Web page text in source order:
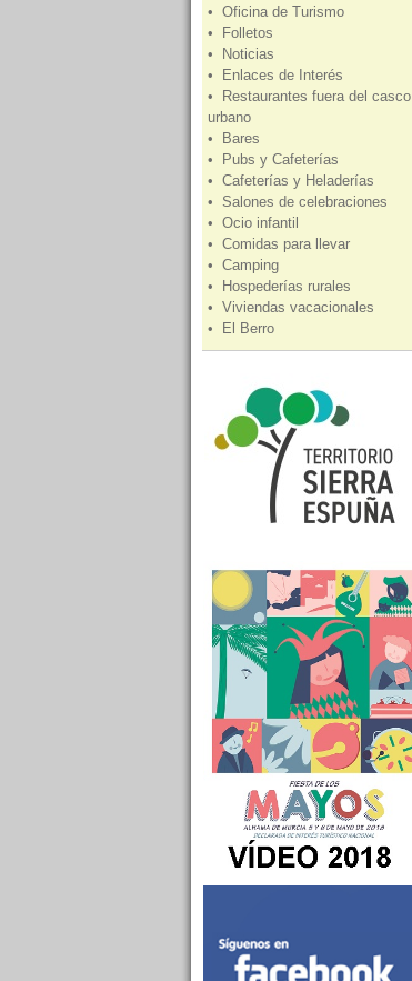
• Oficina de Turismo
• Folletos
• Noticias
• Enlaces de Interés
• Restaurantes fuera del casco
urbano
• Bares
• Pubs y Cafeterías
• Cafeterías y Heladerías
• Salones de celebraciones
• Ocio infantil
• Comidas para llevar
• Camping
• Hospederías rurales
• Viviendas vacacionales
• El Berro